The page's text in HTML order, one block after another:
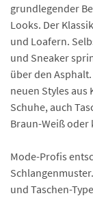
grundlegender
Looks. Der
und Loafern.
und Sneaker
über den
neuen Styles
Schuhe, auch
Braun-Weiß oder
Mode-Profis
und Taschen-